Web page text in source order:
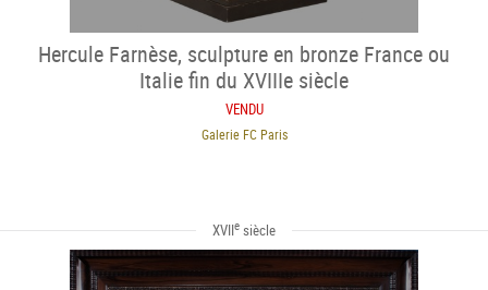
Hercule Farnèse, sculpture en bronze France ou
Italie fin du XVIIIe siècle
VENDU
Galerie FC Paris
XVIIe siècle